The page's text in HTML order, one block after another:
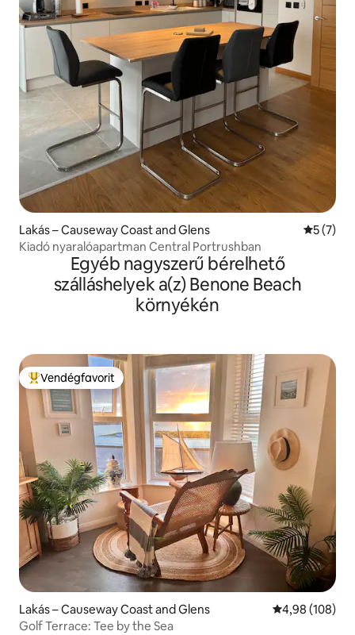
Lakás – Causeway Coast and Glens Átlagos
5 (7)
Kiadó nyaralóapartman Central Portrushban
Egyéb nagyszerű bérelhető
szálláshelyek a(z) Benone Beach
környékén
Kiemelt vendégfavorit
Vendégfavorit
Lakás – Causeway Coast and Glens Átlagos
4,98 (108)
Golf Terrace: Tee by the Sea